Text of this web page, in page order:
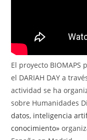
El proyecto
el DARIAH DAY a
actividad se ha
sobre Humanidades
datos, inteligencia
conocimiento»